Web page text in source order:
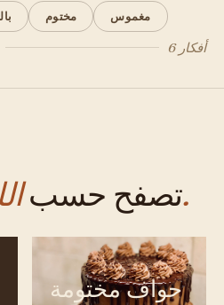
مختوم مغموس
6 أفكار
تصفح حسباللمسة النهائية.
حواف مختومة